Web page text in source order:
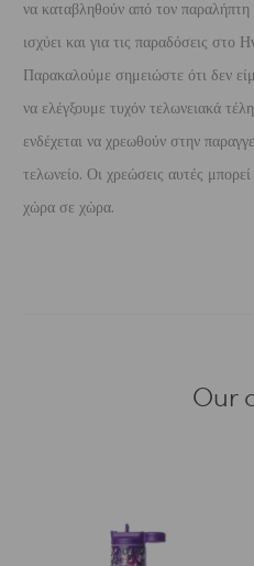
να καταβληθούν από τον
ισχύει και για τις παραδόσεις στο
Παρακαλούμε σημειώστε ότι δεν
να ελέγξουμε τυχόν τελωνειακά
ενδέχεται να χρεωθούν στην
τελωνείο. Οι χρεώσεις αυτές
χώρα σε χώρα.
Our